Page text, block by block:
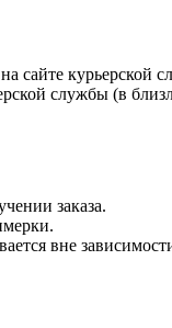
сайте
службы (в
заказа.
вне